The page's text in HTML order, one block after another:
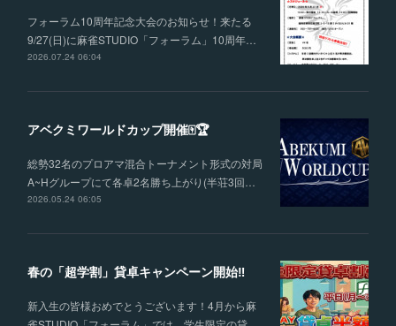
フォーラム10周年記念大会のお知らせ！来たる
9/27(日)に麻雀STUDIO「フォーラム」10周年…
2026.07.24 06:04
アベクミワールドカップ開催🀄🏆
総勢32名のプロアマ混合トーナメント形式の対局
A~Hグループにて各卓2名勝ち上がり(半荘3回…
2026.05.24 06:05
春の「超学割」貸卓キャンペーン開始‼
新入生の皆様おめでとうございます！4月から麻